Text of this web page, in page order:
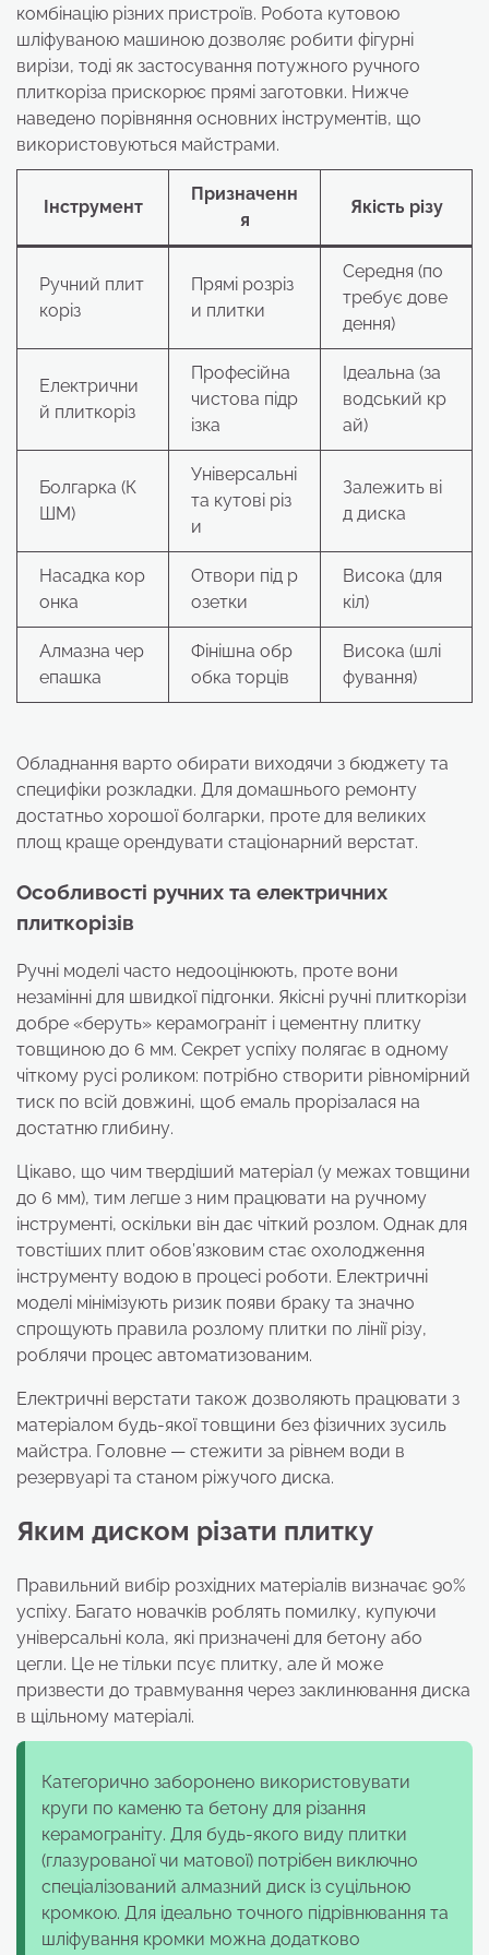
комбінацію різних пристроїв. Робота кутовою
шліфуваною машиною дозволяє робити фігурні
вирізи, тоді як застосування потужного ручного
плиткоріза прискорює прямі заготовки. Нижче
наведено порівняння основних інструментів, що
використовуються майстрами.
Інструмент
Призначенн
я
Якість різу
Ручний плит
коріз
Прямі розріз
и плитки
Середня (по
требує дове
дення)
Електрични
й плиткоріз
Професійна
чистова підр
ізка
Ідеальна (за
водський кр
ай)
Болгарка (К
ШМ)
Універсальні
та кутові різ
и
Залежить ві
д диска
Насадка кор
онка
Отвори під р
озетки
Висока (для
кіл)
Алмазна чер
епашка
Фінішна обр
обка торців
Висока (шлі
фування)
Обладнання варто обирати виходячи з бюджету та
специфіки розкладки. Для домашнього ремонту
достатньо хорошої болгарки, проте для великих
площ краще орендувати стаціонарний верстат.
Особливості ручних та електричних
плиткорізів
Ручні моделі часто недооцінюють, проте вони
незамінні для швидкої підгонки. Якісні ручні плиткорізи
добре «беруть» керамограніт і цементну плитку
товщиною до 6 мм. Секрет успіху полягає в одному
чіткому русі роликом: потрібно створити рівномірний
тиск по всій довжині, щоб емаль прорізалася на
достатню глибину.
Цікаво, що чим твердіший матеріал (у межах товщини
до 6 мм), тим легше з ним працювати на ручному
інструменті, оскільки він дає чіткий розлом. Однак для
товстіших плит обов’язковим стає охолодження
інструменту водою в процесі роботи. Електричні
моделі мінімізують ризик появи браку та значно
спрощують правила розлому плитки по лінії різу,
роблячи процес автоматизованим.
Електричні верстати також дозволяють працювати з
матеріалом будь-якої товщини без фізичних зусиль
майстра. Головне — стежити за рівнем води в
резервуарі та станом ріжучого диска.
Яким диском різати плитку
Правильний вибір розхідних матеріалів визначає 90%
успіху. Багато новачків роблять помилку, купуючи
універсальні кола, які призначені для бетону або
цегли. Це не тільки псує плитку, але й може
призвести до травмування через заклинювання диска
в щільному матеріалі.
Категорично заборонено використовувати
круги по каменю та бетону для різання
керамограніту. Для будь-якого виду плитки
(глазурованої чи матової) потрібен виключно
спеціалізований алмазний диск із суцільною
кромкою. Для ідеально точного підрівнювання та
шліфування кромки можна додатково